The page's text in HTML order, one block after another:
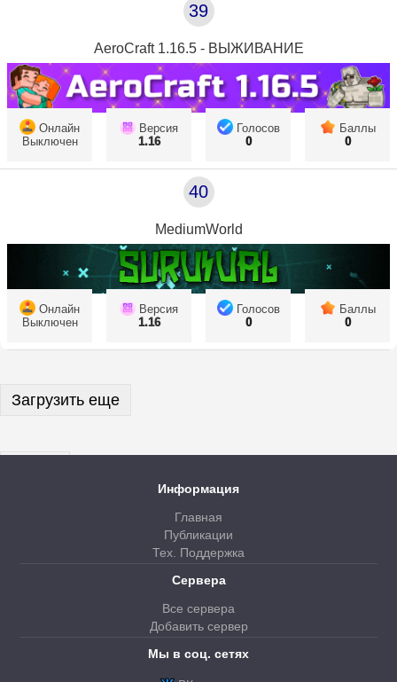
39
AeroCraft 1.16.5 - ВЫЖИВАНИЕ
Онлайн
Выключен
Версия
1.16
Голосов
0
Баллы
0
40
MediumWorld
Онлайн
Выключен
Версия
1.16
Голосов
0
Баллы
0
Загрузить еще
Информация
Главная
Публикации
Тех. Поддержка
Сервера
Все сервера
Добавить сервер
Мы в соц. сетях